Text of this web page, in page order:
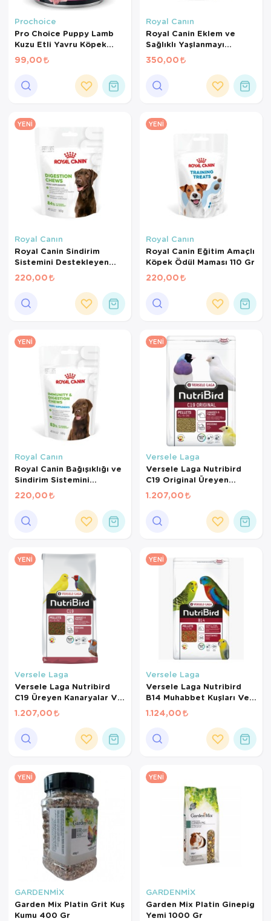
Prochoice
Pro Choice Puppy Lamb
Kuzu Etli Yavru Köpek
Konservesi 400 Gr
99,00
Royal Canın
Royal Canin Eklem ve
Sağlıklı Yaşlanmayı
Destekleyen Tamamlayıcı
Yetişkin Köpek Ödül
350,00
YENI
Royal Canın
Royal Canin Sindirim
Sistemini Destekleyen
Tamamlayıcı Yetişkin
Köpek Ödül Maması 160
220,00
YENI
Royal Canın
Royal Canin Eğitim Amaçlı
Köpek Ödül Maması 110 Gr
220,00
YENI
Royal Canın
Royal Canin Bağışıklığı ve
Sindirim Sistemini
Destekleyen Tamamlayıcı
Yavru Köpek Ödül Maması
220,00
YENI
Versele Laga
Versele Laga Nutribird
C19 Original Üreyen
Kanaryalar Ve Finçler İçin
1.207,00
YENI
Versele Laga
Versele Laga Nutribird
C19 Üreyen Kanaryalar Ve
Finçler İçin Meyveli Pelet
Yem 3 Kg
1.207,00
YENI
Versele Laga
Versele Laga Nutribird
B14 Muhabbet Kuşları Ve
Mini Paraketler İçin
1.124,00
YENI
GARDENMİX
Garden Mix Platin Grit Kuş
Kumu 400 Gr
YENI
GARDENMİX
Garden Mix Platin Ginepig
Yemi 1000 Gr